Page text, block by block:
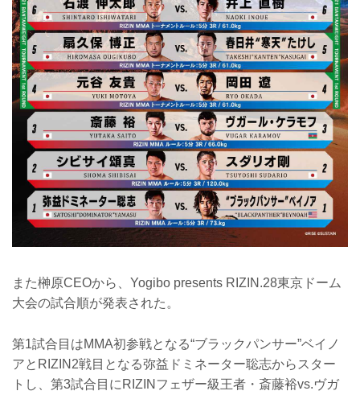
また榊原CEOから、Yogibo presents RIZIN.28東京ドーム
大会の試合順が発表された。
第1試合目はMMA初参戦となる“ブラックパンサー”ベイノ
アとRIZIN2戦目となる弥益ドミネーター聡志からスター
トし、第3試合目にRIZINフェザー級王者・斎藤裕vs.ヴガ